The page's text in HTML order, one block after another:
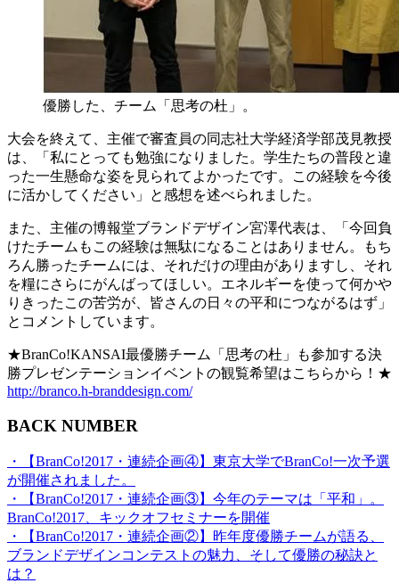
優勝した、チーム「思考の杜」。
大会を終えて、主催で審査員の同志社大学経済学部茂見教授
は、「私にとっても勉強になりました。学生たちの普段と違
った一生懸命な姿を見られてよかったです。この経験を今後
に活かしてください」と感想を述べられました。
また、主催の博報堂ブランドデザイン宮澤代表は、「今回負
けたチームもこの経験は無駄になることはありません。もち
ろん勝ったチームには、それだけの理由がありますし、それ
を糧にさらにがんばってほしい。エネルギーを使って何かや
りきったこの苦労が、皆さんの日々の平和につながるはず」
とコメントしています。
★BranCo!KANSAI最優勝チーム「思考の杜」も参加する決
勝プレゼンテーションイベントの観覧希望はこちらから！★
http://branco.h-branddesign.com/
BACK NUMBER
・【BranCo!2017・連続企画④】東京大学でBranCo!一次予選
が開催されました。
・【BranCo!2017・連続企画③】今年のテーマは「平和」。
BranCo!2017、キックオフセミナーを開催
・【BranCo!2017・連続企画②】昨年度優勝チームが語る、
ブランドデザインコンテストの魅力、そして優勝の秘訣と
は？